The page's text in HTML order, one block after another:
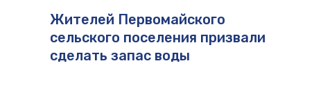
Жителей Первомайского
сельского поселения призвали
сделать запас воды